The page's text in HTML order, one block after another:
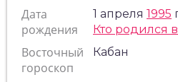
Дата
рождения
1 апреля 1995
Кто родился
Восточный
гороскоп
Кабан